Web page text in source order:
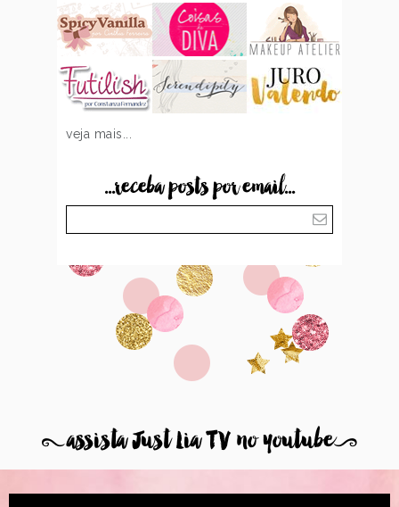
veja mais...
...receba posts por email...
8assista Just Lia TV no youtube9